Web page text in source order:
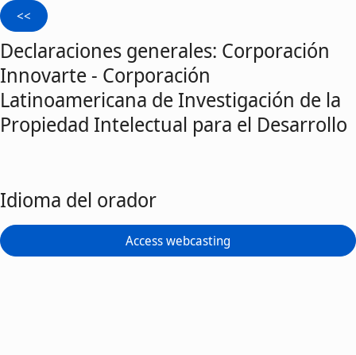
Declaraciones generales: Corporación
Innovarte - Corporación
Latinoamericana de Investigación de la
Propiedad Intelectual para el Desarrollo
Idioma del orador
Access webcasting